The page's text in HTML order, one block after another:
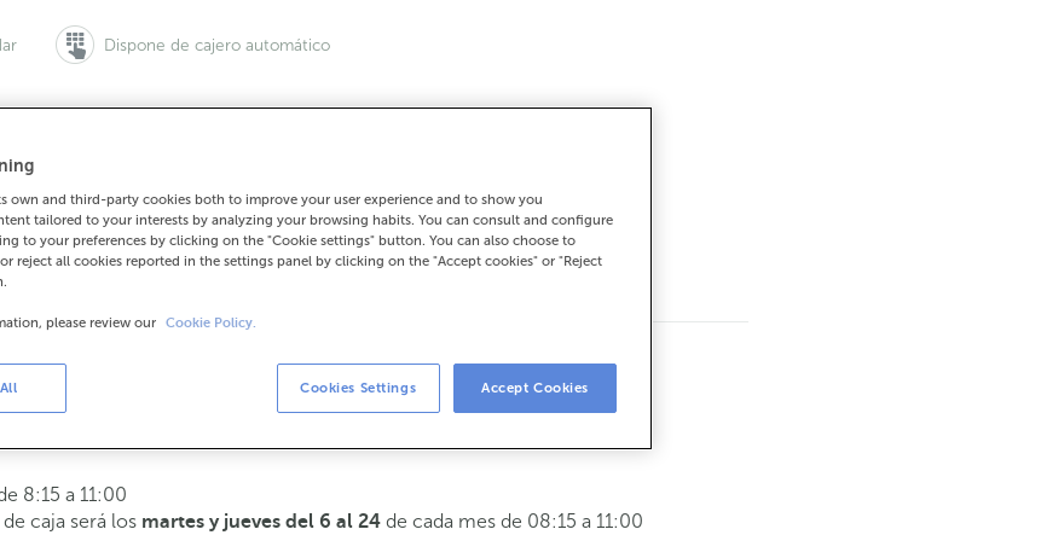
Dispone de cajero automático
pedir cita:
815 200 988335095 Cómo llegar
el día y hora que elijas.
8:15 a 11:00
caja será los martes y jueves del 6 al 24 de cada mes de 08:15 a 11:00
own and third-party cookies both to improve your user experience and to show you
tailored to your interests by analyzing your browsing habits. You can consult and configure
to your preferences by clicking on the "Cookie settings" button. You can also choose to
reject all cookies reported in the settings panel by clicking on the "Accept cookies" or "Reject
please review our Cookie Policy.
Cookies Settings Accept Cookies